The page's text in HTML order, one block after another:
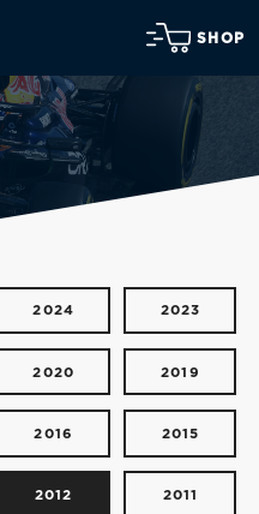
SHOP
2024 2023
2020 2019
2016 2015
2012 2011